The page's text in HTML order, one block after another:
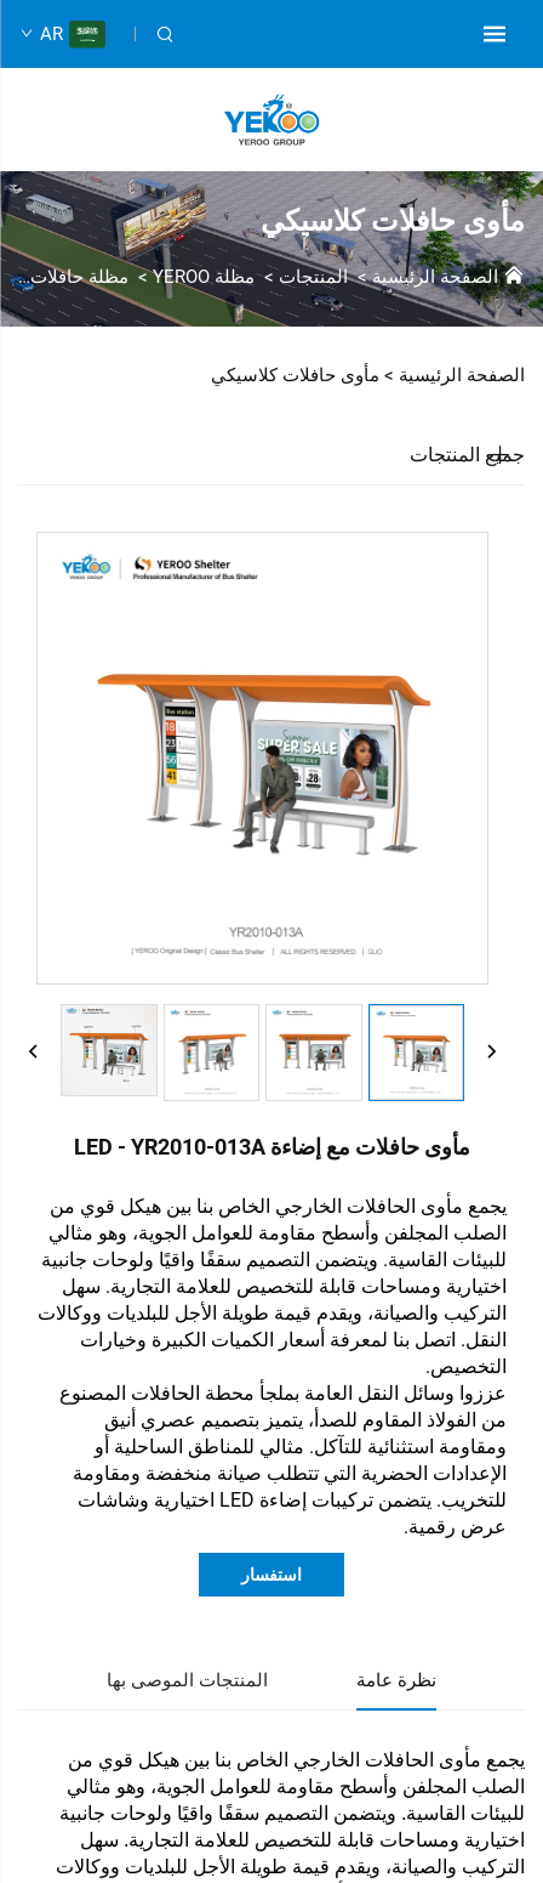
AR
مأوى حافلات كلاسيكي
الصفحة الرئيسية>المنتجات>مظلة YEROO > مظلة حافلات كلاسيكية
الصفحة الرئيسية > مأوى حافلات كلاسيكي
جميع المنتجات
مأوى حافلات مع إضاءة LED - YR2010-013A
يجمع مأوى الحافلات الخارجي الخاص بنا بين هيكل قوي من
الصلب المجلفن وأسطح مقاومة للعوامل الجوية، وهو مثالي
للبيئات القاسية. ويتضمن التصميم سقفًا واقيًا ولوحات جانبية
اختيارية ومساحات قابلة للتخصيص للعلامة التجارية. سهل
التركيب والصيانة، ويقدم قيمة طويلة الأجل للبلديات ووكالات
النقل. اتصل بنا لمعرفة أسعار الكميات الكبيرة وخيارات
التخصيص.
عززوا وسائل النقل العامة بملجأ محطة الحافلات المصنوع
من الفولاذ المقاوم للصدأ، يتميز بتصميم عصري أنيق
ومقاومة استثنائية للتآكل. مثالي للمناطق الساحلية أو
الإعدادات الحضرية التي تتطلب صيانة منخفضة ومقاومة
للتخريب. يتضمن تركيبات إضاءة LED اختيارية وشاشات
عرض رقمية.
استفسار
نظرة عامة المنتجات الموصى بها
يجمع مأوى الحافلات الخارجي الخاص بنا بين هيكل قوي من
الصلب المجلفن وأسطح مقاومة للعوامل الجوية، وهو مثالي
للبيئات القاسية. ويتضمن التصميم سقفًا واقيًا ولوحات جانبية
اختيارية ومساحات قابلة للتخصيص للعلامة التجارية. سهل
التركيب والصيانة، ويقدم قيمة طويلة الأجل للبلديات ووكالات